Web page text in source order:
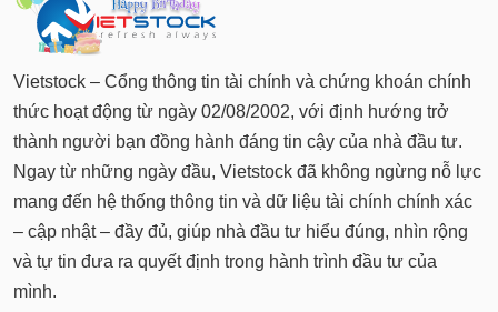
Vietstock – Cổng thông tin tài chính và chứng khoán chính
thức hoạt động từ ngày 02/08/2002, với định hướng trở
thành người bạn đồng hành đáng tin cậy của nhà đầu tư.
Ngay từ những ngày đầu, Vietstock đã không ngừng nỗ lực
mang đến hệ thống thông tin và dữ liệu tài chính chính xác
– cập nhật – đầy đủ, giúp nhà đầu tư hiểu đúng, nhìn rộng
và tự tin đưa ra quyết định trong hành trình đầu tư của
mình.
Truyền
thông
tài
Dữ
liệu
chính